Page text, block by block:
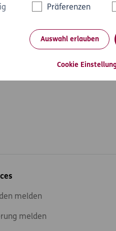
Präferenzen
Auswahl erlauben
Cookie
melden
melden